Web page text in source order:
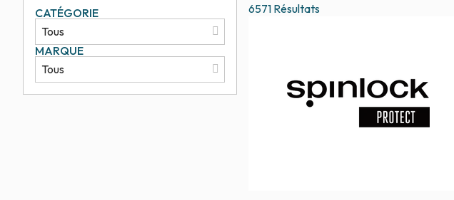
CATÉGORIE
MARQUE
6571 Résultats